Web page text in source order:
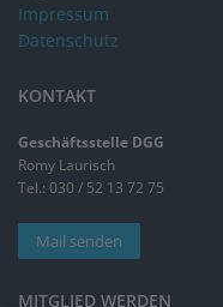
Impressum
Datenschutz
KONTAKT
Geschäftsstelle DGG
Romy Laurisch
Tel.: 030 / 52 13 72 75
Mail senden
MITGLIED WERDEN